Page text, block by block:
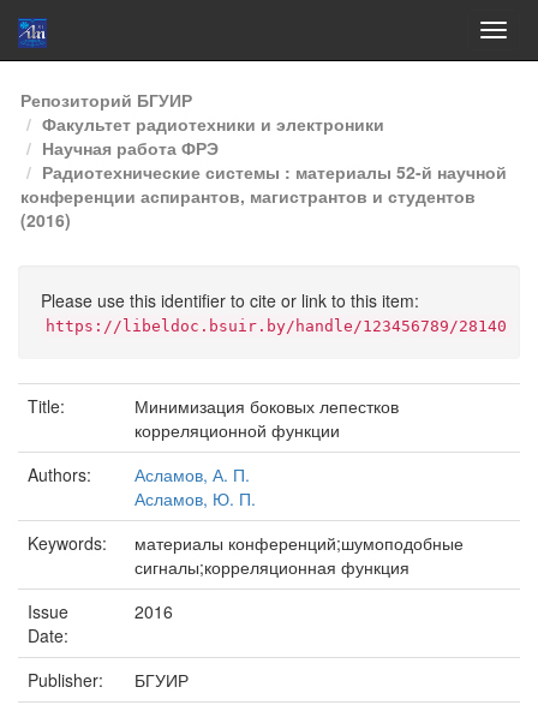
Skip
navigation
Репозиторий БГУИР
Факультет радиотехники и электроники
Научная работа ФРЭ
Радиотехнические системы : материалы 52-й научной
конференции аспирантов, магистрантов и студентов
(2016)
Please use this identifier to cite or link to this item:
https://libeldoc.bsuir.by/handle/123456789/28140
Title:
Минимизация боковых лепестков
корреляционной функции
Authors:
Асламов, А. П.
Асламов, Ю. П.
Keywords:
материалы конференций;шумоподобные
сигналы;корреляционная функция
Issue
Date:
2016
Publisher:
БГУИР